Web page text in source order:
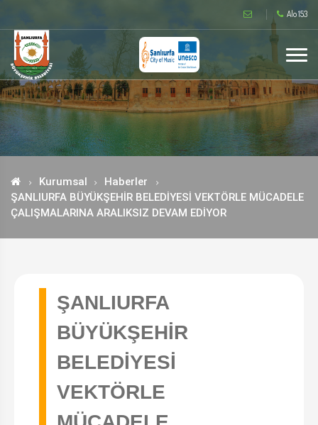
Alo 153
Kurumsal
Haberler
ŞANLIURFA BÜYÜKŞEHİR BELEDİYESİ VEKTÖRLE MÜCADELE
ÇALIŞMALARINA ARALIKSIZ DEVAM EDİYOR
ŞANLIURFA
BÜYÜKŞEHİR
BELEDİYESİ
VEKTÖRLE